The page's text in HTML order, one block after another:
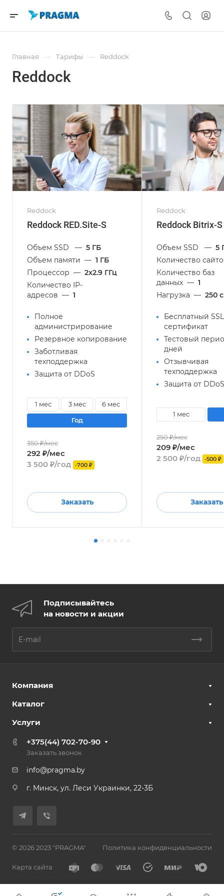
Главная — Тарифы — Reddock
Reddock
Reddock
Reddock RED.Site-S
Объем SSD — 5 ГБ
Объем памяти — 1 ГБ
Процессор — 2x2.9 ГГц
Количество IP-
адресов — 1
Полное
администрирование
Резервное копирование
Заботливая
техподдержка
Защита от DDoS
1 мес 3 мес
6 мес
год
350 ₽/мес
292 ₽/мес
3 500 ₽/год -700 ₽
Заказать
Reddock
Reddock Bitrix-S
Объем SSD — 5
Количество
Количество баз
данных — 1
Нагрузка — 250
Бесплатный
сертификат
Тестовый
дней
Отзывчивая
техподдержка
Защита от DDoS
1 мес
250 ₽/мес
209 ₽/мес
2 500 ₽/год -500 ₽
Заказать
Подписывайтесь
на новости и акции
Компания
Каталог
Услуги
+375(44) 702-70-90
Заказать звонок
info@pragma.by
г. Минск, ул. Леси Украинки, 22-3Б
© 2026 2023 "PRAGMA" Политика конфиденциальности
Карта сайта